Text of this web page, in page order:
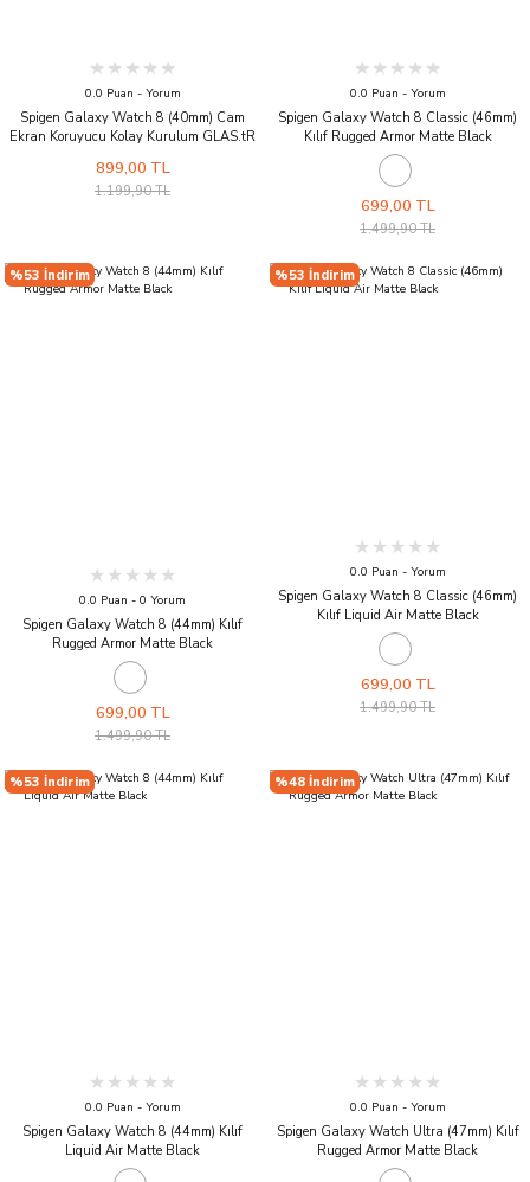
0.0 Puan - Yorum
Spigen Galaxy Watch 8 (40mm) Cam
Ekran Koruyucu Kolay Kurulum GLAS.tR
899,00 TL
1.199,90 TL
0.0 Puan - Yorum
Spigen Galaxy Watch 8 Classic (46mm)
Kılıf Rugged Armor Matte Black
699,00 TL
1.499,90 TL
%53 İndirim
0.0 Puan - 0 Yorum
Spigen Galaxy Watch 8 (44mm) Kılıf
Rugged Armor Matte Black
699,00 TL
1.499,90 TL
%53 İndirim
0.0 Puan - Yorum
Spigen Galaxy Watch 8 Classic (46mm)
Kılıf Liquid Air Matte Black
699,00 TL
1.499,90 TL
%53 İndirim
0.0 Puan - Yorum
Spigen Galaxy Watch 8 (44mm) Kılıf
Liquid Air Matte Black
%48 İndirim
0.0 Puan - Yorum
Spigen Galaxy Watch Ultra (47mm) Kılıf
Rugged Armor Matte Black